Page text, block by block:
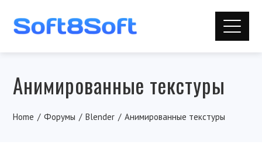
Анимированные текстуры
Home Форумы Blender Анимированные текстуры